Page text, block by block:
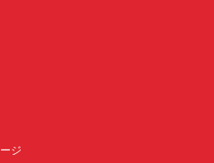
ジ